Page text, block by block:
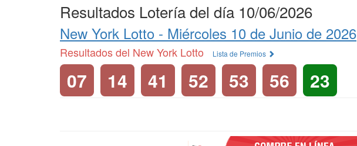
Resultados Lotería del día 10/06/2026
New York Lotto - Miércoles 10 de Junio de 2026
Resultados del New York Lotto Lista de Premios
07 14 41 52 53 56 23